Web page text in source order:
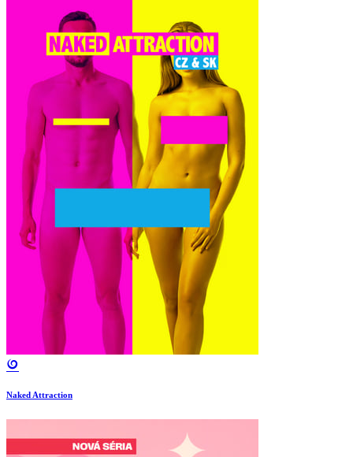
Naked Attraction